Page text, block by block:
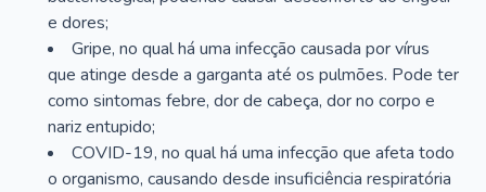
e dores;
Gripe, no qual há uma infecção causada por vírus
que atinge desde a garganta até os pulmões. Pode ter
como sintomas febre, dor de cabeça, dor no corpo e
nariz entupido;
COVID-19, no qual há uma infecção que afeta todo
o organismo, causando desde insuficiência respiratória